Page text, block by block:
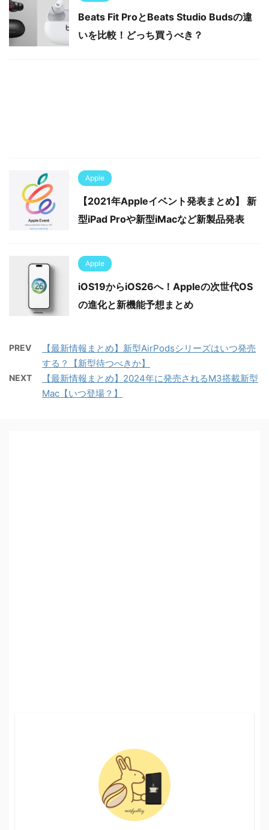
Beats Fit ProとBeats Studio Budsの違
いを比較！どっち買うべき？
Apple
【2021年Appleイベント発表まとめ】 新
型iPad Proや新型iMacなど新製品発表
Apple
iOS19からiOS26へ！Appleの次世代OS
の進化と新機能予想まとめ
PREV
【最新情報まとめ】新型AirPodsシリーズはいつ発売
する？【新型待つべきか】
NEXT
【最新情報まとめ】2024年に発売されるM3搭載新型
Mac【いつ登場？】